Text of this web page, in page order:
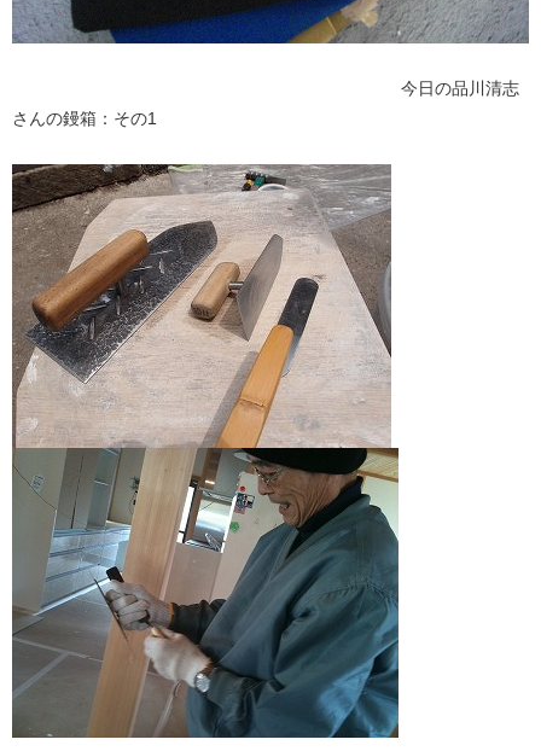
今日の品川清志
さんの鏝箱：その1